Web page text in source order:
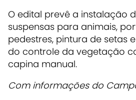
O edital prevê a instalação
suspensas para animais,
pedestres, pintura de setas
do controle da vegetação
capina manual.
Com informações do